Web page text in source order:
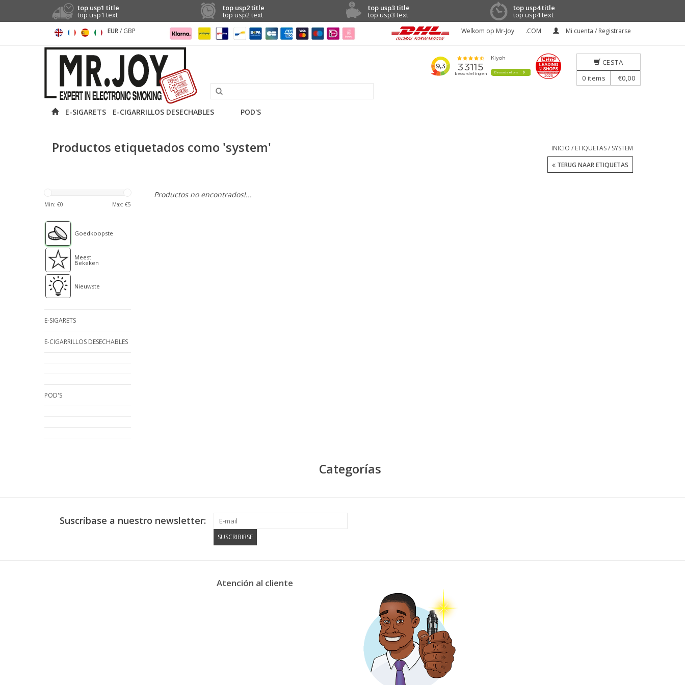
top usp1 title
top usp1 text
top usp2 title
top usp2 text
top usp3 title
top usp3 text
top usp4 title
top usp4 text
EUR/ GBP Welkom op Mr-Joy .COM Mi cuenta / Registrarse
E-SIGARETS E-CIGARRILLOS DESECHABLES POD'S
CESTA
0 items €0,00
Productos etiquetados como 'system' INICIO / ETIQUETAS/ SYSTEM
TERUG NAAR ETIQUETAS
Min: €0 Max: €5
Goedkoopste
Meest
Bekeken
Nieuwste
E-SIGARETS
E-CIGARRILLOS DESECHABLES
POD'S
Productos no encontrados!...
Categorías
Suscríbase a nuestro newsletter:
SUSCRIBIRSE
Atención al cliente